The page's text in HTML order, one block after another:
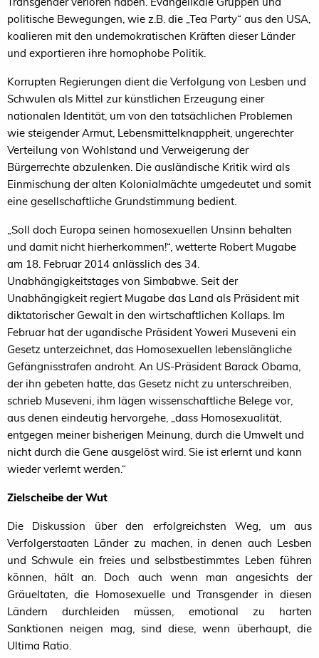
politische Bewegungen, wie z.B. die „Tea Party“ aus den USA,
koalieren mit den undemokratischen Kräften dieser Länder
und exportieren ihre homophobe Politik.
Korrupten Regierungen dient die Verfolgung von Lesben und
Schwulen als Mittel zur künstlichen Erzeugung einer
nationalen Identität, um von den tatsächlichen Problemen
wie steigender Armut, Lebensmittelknappheit, ungerechter
Verteilung von Wohlstand und Verweigerung der
Bürgerrechte abzulenken. Die ausländische Kritik wird als
Einmischung der alten Kolonialmächte umgedeutet und somit
eine gesellschaftliche Grundstimmung bedient.
„Soll doch Europa seinen homosexuellen Unsinn behalten
und damit nicht hierherkommen!“, wetterte Robert Mugabe
am 18. Februar 2014 anlässlich des 34.
Unabhängigkeitstages von Simbabwe. Seit der
Unabhängigkeit regiert Mugabe das Land als Präsident mit
diktatorischer Gewalt in den wirtschaftlichen Kollaps. Im
Februar hat der ugandische Präsident Yoweri Museveni ein
Gesetz unterzeichnet, das Homosexuellen lebenslängliche
Gefängnisstrafen androht. An US-Präsident Barack Obama,
der ihn gebeten hatte, das Gesetz nicht zu unterschreiben,
schrieb Museveni, ihm lägen wissenschaftliche Belege vor,
aus denen eindeutig hervorgehe, „dass Homosexualität,
entgegen meiner bisherigen Meinung, durch die Umwelt und
nicht durch die Gene ausgelöst wird. Sie ist erlernt und kann
wieder verlernt werden.“
Zielscheibe der Wut
Die Diskussion über den erfolgreichsten Weg, um aus
Verfolgerstaaten Länder zu machen, in denen auch Lesben
und Schwule ein freies und selbstbestimmtes Leben führen
können, hält an. Doch auch wenn man angesichts der
Gräueltaten, die Homosexuelle und Transgender in diesen
Ländern durchleiden müssen, emotional zu harten
Sanktionen neigen mag, sind diese, wenn überhaupt, die
Ultima Ratio.